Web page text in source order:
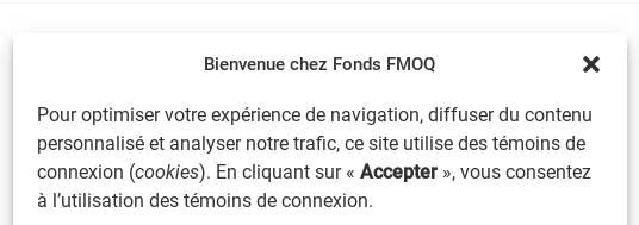
Bienvenue chez Fonds FMOQ
Pour optimiser votre expérience de navigation, diffuser du contenu
personnalisé et analyser notre trafic, ce site utilise des témoins de
connexion (cookies). En cliquant sur « Accepter », vous consentez
à l’utilisation des témoins de connexion.